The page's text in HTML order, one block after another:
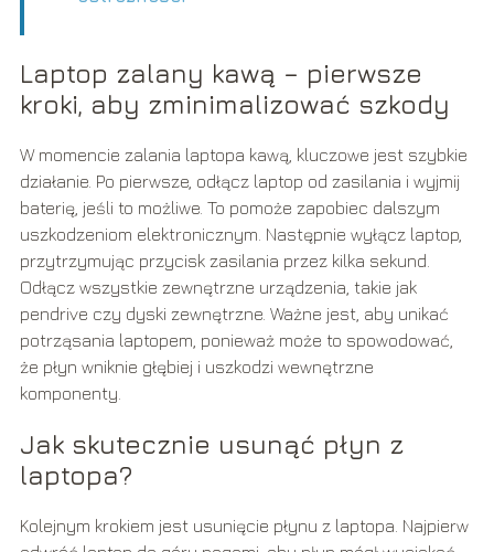
Laptop zalany kawą – pierwsze
kroki, aby zminimalizować szkody
W momencie zalania laptopa kawą, kluczowe jest szybkie
działanie. Po pierwsze, odłącz laptop od zasilania i wyjmij
baterię, jeśli to możliwe. To pomoże zapobiec dalszym
uszkodzeniom elektronicznym. Następnie wyłącz laptop,
przytrzymując przycisk zasilania przez kilka sekund.
Odłącz wszystkie zewnętrzne urządzenia, takie jak
pendrive czy dyski zewnętrzne. Ważne jest, aby unikać
potrząsania laptopem, ponieważ może to spowodować,
że płyn wniknie głębiej i uszkodzi wewnętrzne
komponenty.
Jak skutecznie usunąć płyn z
laptopa?
Kolejnym krokiem jest usunięcie płynu z laptopa. Najpierw